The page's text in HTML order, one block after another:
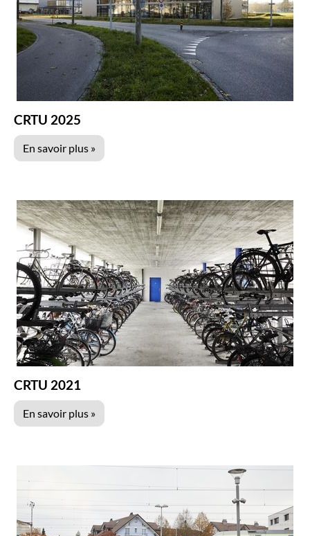
CRTU 2025
En savoir plus »
CRTU 2021
En savoir plus »